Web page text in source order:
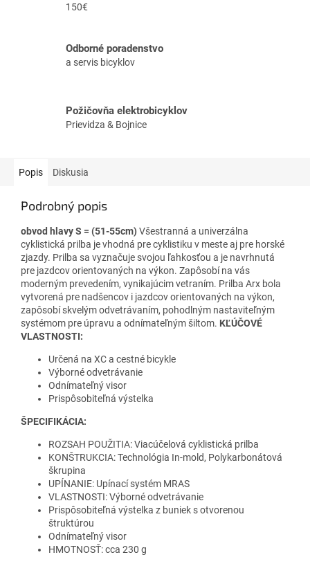
150€
Odborné poradenstvo
a servis bicyklov
Požičovňa elektrobicyklov
Prievidza & Bojnice
Popis Diskusia
Podrobný popis
obvod hlavy S = (51-55cm) Všestranná a univerzálna
cyklistická prilba je vhodná pre cyklistiku v meste aj pre horské
zjazdy. Prilba sa vyznačuje svojou ľahkosťou a je navrhnutá
pre jazdcov orientovaných na výkon. Zapôsobí na vás
moderným prevedením, vynikajúcim vetraním. Prilba Arx bola
vytvorená pre nadšencov i jazdcov orientovaných na výkon,
zapôsobí skvelým odvetrávaním, pohodlným nastaviteľným
systémom pre úpravu a odnímateľným šiltom. KĽÚČOVÉ
VLASTNOSTI:
Určená na XC a cestné bicykle
Výborné odvetrávanie
Odnímateľný visor
Prispôsobiteľná výstelka
ŠPECIFIKÁCIA:
ROZSAH POUŽITIA: Viacúčelová cyklistická prilba
KONŠTRUKCIA: Technológia In-mold, Polykarbonátová
škrupina
UPÍNANIE: Upínací systém MRAS
VLASTNOSTI: Výborné odvetrávanie
Prispôsobiteľná výstelka z buniek s otvorenou
štruktúrou
Odnímateľný visor
HMOTNOSŤ: cca 230 g